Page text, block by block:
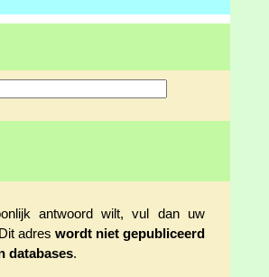
antwoord wilt, vul dan uw
adres wordt niet gepubliceerd
databases.